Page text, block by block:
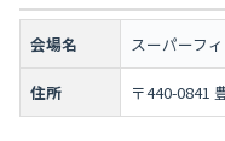
会場名 スーパーフ
住所 〒440-0841